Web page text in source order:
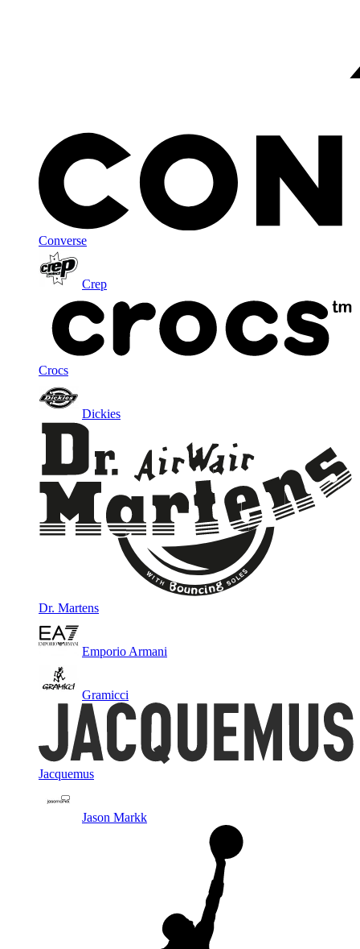
Converse
Crep
Crocs
Dickies
Dr. Martens
Emporio Armani
Gramicci
Jacquemus
Jason Markk